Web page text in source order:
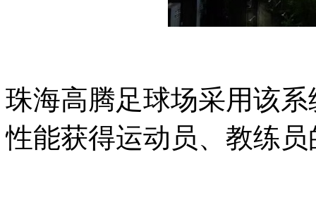
珠海高腾足球场采用该
性能获得运动员、教练